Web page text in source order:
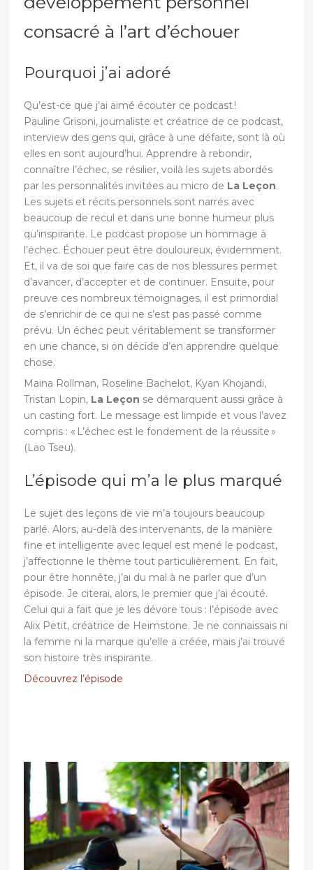
consacré à l’art d’échouer
Pourquoi j’ai adoré
Qu’est-ce que j’ai aimé écouter ce podcast !
Pauline Grisoni, journaliste et créatrice de ce podcast,
interview des gens qui, grâce à une défaite, sont là où
elles en sont aujourd’hui. Apprendre à rebondir,
connaître l’échec, se résilier, voilà les sujets abordés
par les personnalités invitées au micro de La Leçon.
Les sujets et récits personnels sont narrés avec
beaucoup de recul et dans une bonne humeur plus
qu’inspirante. Le podcast propose un hommage à
l’échec. Échouer peut être douloureux, évidemment.
Et, il va de soi que faire cas de nos blessures permet
d’avancer, d’accepter et de continuer. Ensuite, pour
preuve ces nombreux témoignages, il est primordial
de s’enrichir de ce qui ne s’est pas passé comme
prévu. Un échec peut véritablement se transformer
en une chance, si on décide d’en apprendre quelque
chose.
Maina Rollman, Roseline Bachelot, Kyan Khojandi,
Tristan Lopin, La Leçon se démarquent aussi grâce à
un casting fort. Le message est limpide et vous l’avez
compris : « L’échec est le fondement de la réussite »
(Lao Tseu).
L’épisode qui m’a le plus marqué
Le sujet des leçons de vie m’a toujours beaucoup
parlé. Alors, au-delà des intervenants, de la manière
fine et intelligente avec lequel est mené le podcast,
j’affectionne le thème tout particulièrement. En fait,
pour être honnête, j’ai du mal à ne parler que d’un
épisode. Je citerai, alors, le premier que j’ai écouté.
Celui qui a fait que je les dévore tous : l’épisode avec
Alix Petit, créatrice de Heimstone. Je ne connaissais ni
la femme ni la marque qu’elle a créée, mais j’ai trouvé
son histoire très inspirante.
Découvrez l’épisode